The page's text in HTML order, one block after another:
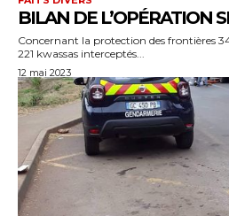
BILAN DE L’OPÉRATION
Concernant la protection des frontières
221 kwassas interceptés...
12 mai 2023